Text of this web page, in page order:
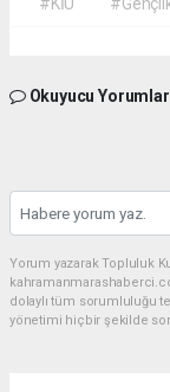
Okuyucu
Yorum yazarak Topluluk
dolaylı tüm sorumluluğu
yönetimi hiçbir şekilde